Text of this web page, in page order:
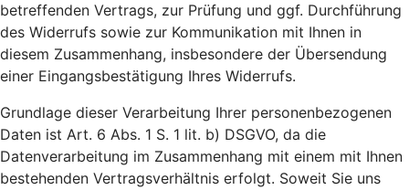
betreffenden Vertrags, zur Prüfung und ggf. Durchführung
des Widerrufs sowie zur Kommunikation mit Ihnen in
diesem Zusammenhang, insbesondere der Übersendung
einer Eingangsbestätigung Ihres Widerrufs.
Grundlage dieser Verarbeitung Ihrer personenbezogenen
Daten ist Art. 6 Abs. 1 S. 1 lit. b) DSGVO, da die
Datenverarbeitung im Zusammenhang mit einem mit Ihnen
bestehenden Vertragsverhältnis erfolgt. Soweit Sie uns